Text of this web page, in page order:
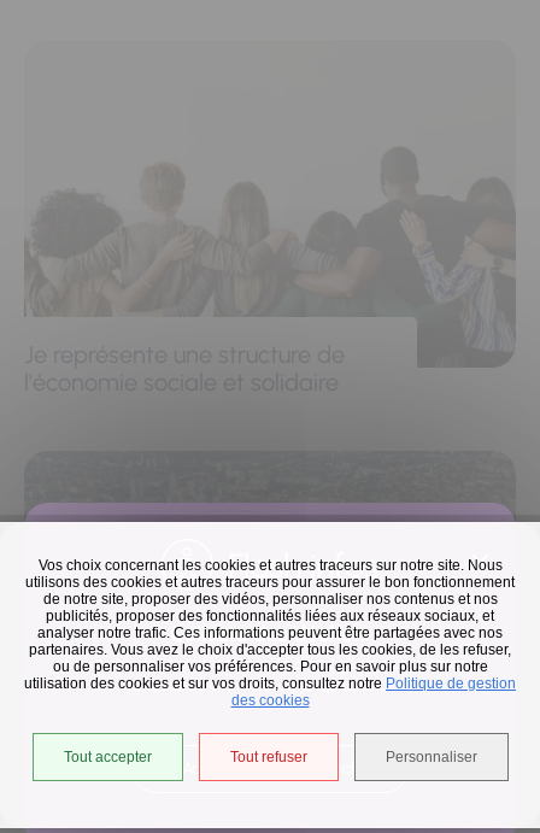
Vos choix concernant les cookies et autres traceurs sur notre site. Nous
utilisons des cookies et autres traceurs pour assurer le bon fonctionnement
de notre site, proposer des vidéos, personnaliser nos contenus et nos
publicités, proposer des fonctionnalités liées aux réseaux sociaux, et
analyser notre trafic. Ces informations peuvent être partagées avec nos
partenaires. Vous avez le choix d'accepter tous les cookies, de les refuser,
ou de personnaliser vos préférences. Pour en savoir plus sur notre
utilisation des cookies et sur vos droits, consultez notre Politique de gestion
des cookies
Tout accepter Tout refuser Personnaliser
Flash infos
Collecte des déchets
En raison des températures, le passage de nos camions
est avancé d'une heure jusqu'au 14 août.
Accéder à l'univers déchets
Je représente une structure de
l'économie sociale et solidaire
Entreprendre, s'implanter, innover